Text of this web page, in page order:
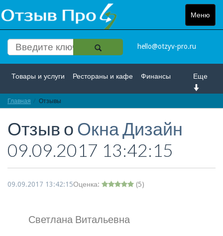
Меню
Toggle
hello@otzyv-pro.ru
Еще
Товары и услуги Рестораны и кафе Финансы
Красота и здоровье
Интернет Путешествие и отдых Транспорт
Недвижимость Работа Гос. учреждения
Главная Отзывы
Отзыв о Окна Дизайн
09.09.2017 13:42:15
09.09.2017 13:42:15Оценка: (5)
Светлана Витальевна